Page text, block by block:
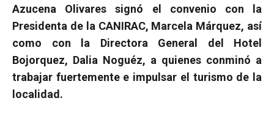
Azucena Olivares signó el convenio con la
Presidenta de la CANIRAC, Marcela Márquez, así
como con la Directora General del Hotel
Bojorquez, Dalia Noguéz, a quienes conminó a
trabajar fuertemente e impulsar el turismo de la
localidad.